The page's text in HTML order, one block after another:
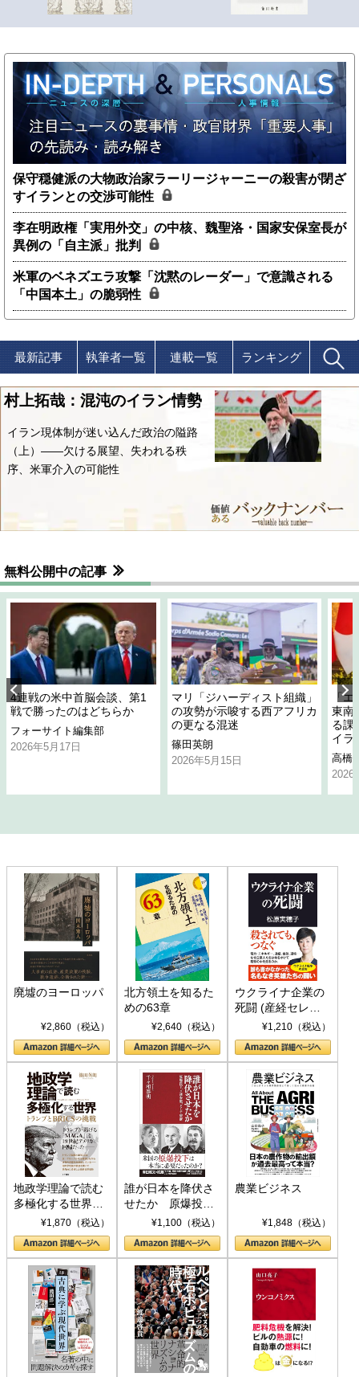
保守穏健派の大物政治家ラーリージャーニーの殺害が閉ざ
すイランとの交渉可能性
李在明政権「実用外交」の中核、魏聖洛・国家安保室長が
異例の「自主派」批判
米軍のベネズエラ攻撃「沈黙のレーダー」で意識される
「中国本土」の脆弱性
最新記事 執筆者一覧 連載一覧 ランキング
村上拓哉：混沌のイラン情勢
イラン現体制が迷い込んだ政治の隘路
（上）――欠ける展望、失われる秩
序、米軍介入の可能性
無料公開中の記事
4連戦の米中首脳会談、第1
戦で勝ったのはどちらか
フォーサイト編集部
2026年5月17日
マリ「ジハーディスト組織」
の攻勢が示唆する西アフリカ
の更なる混迷
篠田英朗
2026年5月15日
「
東南
る課
イラ
高橋
2026
廃墟のヨーロッパ
¥2,860（税込）
北方領土を知るた
めの63章
¥2,640（税込）
ウクライナ企業の
死闘 (産経セレク
ト S 039)¥1,210（税込）
地政学理論で読む
多極化する世界：
トランプとBRICS
の挑戦
¥1,870（税込）
誰が日本を降伏さ
せたか 原爆投
下、ソ連参戦、そ
して聖断 (PHP新
書)
¥1,100（税込）
農業ビジネス
¥1,848（税込）